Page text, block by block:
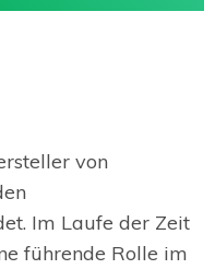
von
Im Laufe der Zeit
führende Rolle im